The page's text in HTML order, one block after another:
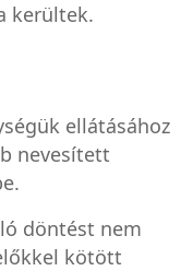
kerültek.
ellátásához
nevesített
döntést nem
kötött